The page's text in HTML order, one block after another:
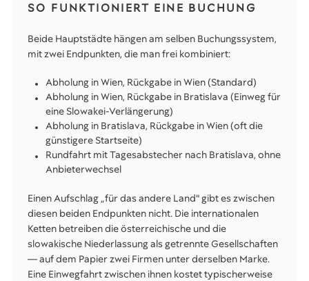
SO FUNKTIONIERT EINE BUCHUNG
Beide Hauptstädte hängen am selben Buchungssystem,
mit zwei Endpunkten, die man frei kombiniert:
Abholung in Wien, Rückgabe in Wien (Standard)
Abholung in Wien, Rückgabe in Bratislava (Einweg für
eine Slowakei-Verlängerung)
Abholung in Bratislava, Rückgabe in Wien (oft die
günstigere Startseite)
Rundfahrt mit Tagesabstecher nach Bratislava, ohne
Anbieterwechsel
Einen Aufschlag „für das andere Land" gibt es zwischen
diesen beiden Endpunkten nicht. Die internationalen
Ketten betreiben die österreichische und die
slowakische Niederlassung als getrennte Gesellschaften
— auf dem Papier zwei Firmen unter derselben Marke.
Eine Einwegfahrt zwischen ihnen kostet typischerweise